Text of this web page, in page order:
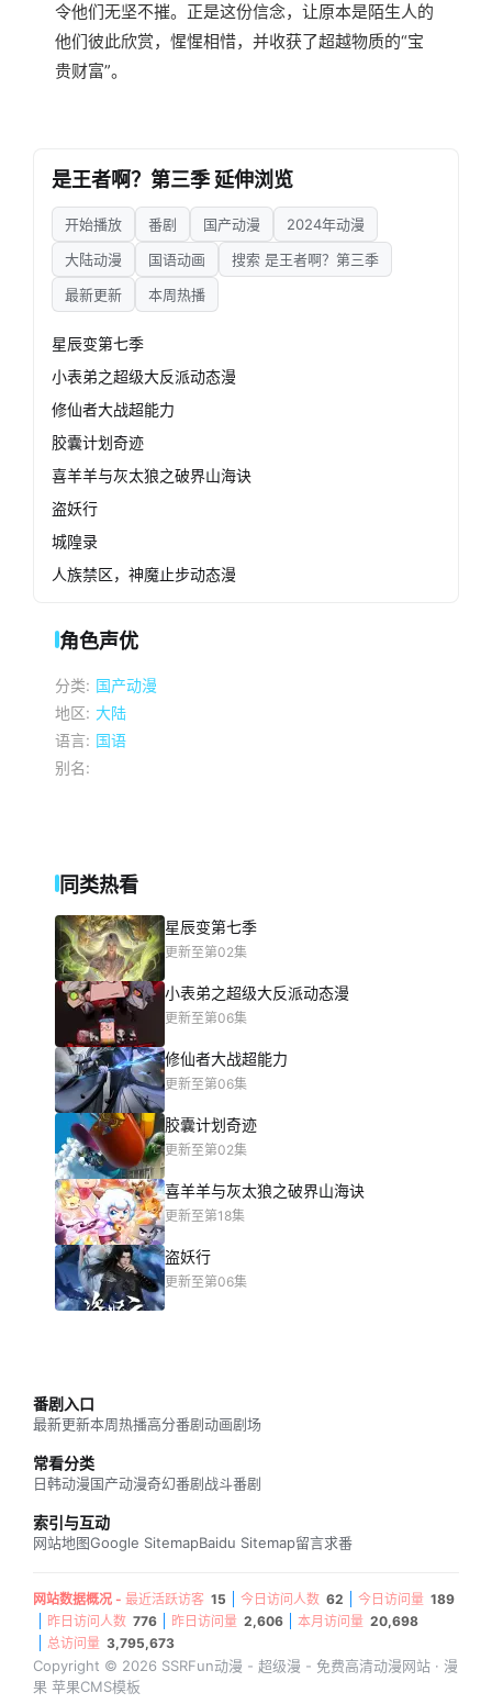
令他们无坚不摧。正是这份信念，让原本是陌生人的
他们彼此欣赏，惺惺相惜，并收获了超越物质的“宝
贵财富”。
是王者啊？第三季 延伸浏览
开始播放 番剧 国产动漫
2024年动漫
大陆动漫
国语动画
搜索 是王者啊？第三季
最新更新
本周热播
星辰变第七季
小表弟之超级大反派动态漫
修仙者大战超能力
胶囊计划奇迹
喜羊羊与灰太狼之破界山海诀
盗妖行
城隍录
人族禁区，神魔止步动态漫
角色声优
分类: 国产动漫
地区: 大陆
语言: 国语
别名:
同类热看
星辰变第七季
更新至第02集
小表弟之超级大反派动态漫
更新至第06集
修仙者大战超能力
更新至第06集
胶囊计划奇迹
更新至第02集
喜羊羊与灰太狼之破界山海诀
更新至第18集
盗妖行
更新至第06集
番剧入口
最新更新本周热播高分番剧动画剧场
常看分类
日韩动漫国产动漫奇幻番剧战斗番剧
索引与互动
网站地图Google SitemapBaidu Sitemap留言求番
网站数据概况 - 最近活跃访客 15 今日访问人数 62 今日访问量 189
昨日访问人数 776 昨日访问量 2,606 本月访问量 20,698
总访问量 3,795,673
Copyright © 2026 SSRFun动漫 - 超级漫 - 免费高清动漫网站 · 漫
果 苹果CMS模板